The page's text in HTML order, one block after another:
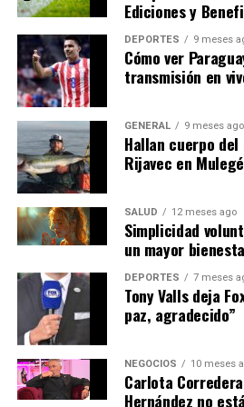
aunque desafiante, ha reforzado
ha recordado la importancia de
momentos difíciles.
SIGUIENTE
Kirsten Dunst enfrenta un
Hungría
ANTERIOR
PAC-MAN celebra 45 años con
Fuengirola
Editorial
Nuestro equipo editorial no solo
Con años de experiencia en primera
Ediciones y
DEPORTES 9 meses
Cómo ver
transmisión en
GENERAL 9 meses ago
Hallan cuerpo
Rijavec en
SALUD 12 meses ago
Simplicidad
un mayor
DEPORTES 7 meses
Tony Valls deja
paz, agradecido”
NEGOCIOS 10 meses
Carlota
Hernández no